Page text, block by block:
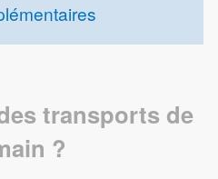
transports de
?